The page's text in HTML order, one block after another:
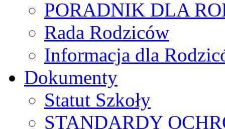
PORADNIK DLA
Rada Rodziców
Іnformacja dla
Dokumenty
Statut Szkoły
STANDARDY